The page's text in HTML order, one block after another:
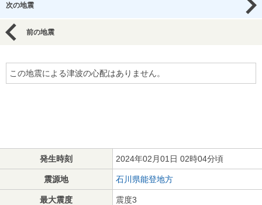
次の地震
前の地震
この地震による津波の心配はありません。
発生時刻 2024年02月01日 02時04分頃
震源地 石川県能登地方
最大震度 震度3